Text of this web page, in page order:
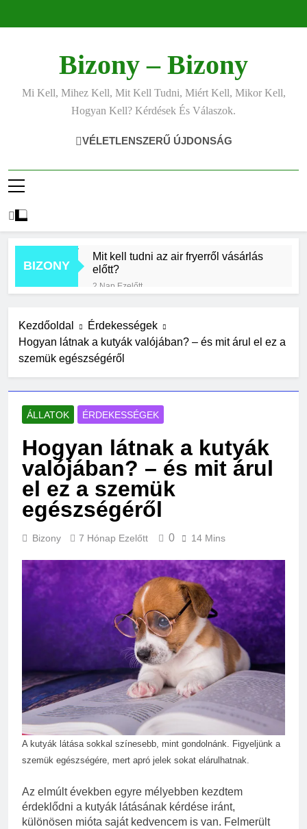
Bizony – Bizony
Mi Kell, Mihez Kell, Mit Kell Tudni, Miért Kell, Mikor Kell,
Hogyan Kell? Kérdések És Válaszok.
VÉLETLENSZERŰ ÚJDONSÁG
BIZONY
Mit kell tudni az air fryerről vásárlás
előtt?
2 Nap Ezelőtt
4 Nap Ezelőtt
Mikor kell előcsíráztatni a
vetőmagokat?
6 Nap Ezelőtt
Hogyan kell rendet tartani kis
lakásban?
1 Hét Ezelőtt
Mit kell tudni a mesterséges
intelligencia veszélyeiről?
1 Hét Ezelőtt
Miért kell rendszeresen portalanítani
a számítógépet?
2 Hét Ezelőtt
Olcsó kerti bútor ötletek raklapból
2 Hét Ezelőtt
2 Hét Ezelőtt
Macskatartás lakásban: gyakori
hibák és megoldások
3 Hét Ezelőtt
Zöld fal készítése otthon lépésről
lépésre
3 Hét Ezelőtt
Kezdőoldal
Érdekességek
Hogyan látnak a kutyák valójában? – és mit árul el ez a
szemük egészségéről
ÁLLATOK ÉRDEKESSÉGEK
Hogyan látnak a kutyák
valójában? – és mit árul
el ez a szemük
egészségéről
Bizony 7 Hónap Ezelőtt 0 14 Mins
A kutyák látása sokkal színesebb, mint gondolnánk. Figyeljünk a
szemük egészségére, mert apró jelek sokat elárulhatnak.
Az elmúlt években egyre mélyebben kezdtem
érdeklődni a kutyák látásának kérdése iránt,
különösen mióta saját kedvencem is van. Felmerült